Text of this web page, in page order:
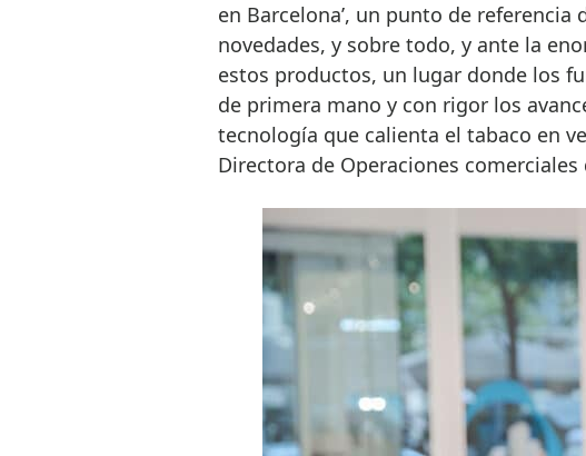
en Barcelona’, un punto de
novedades, y sobre todo, y ante la
estos productos, un lugar donde los
de primera mano y con rigor los
tecnología que calienta el tabaco en
Directora de Operaciones comerciales